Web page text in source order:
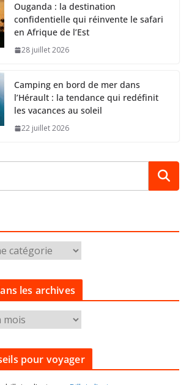
Ouganda : la destination
confidentielle qui réinvente le safari
en Afrique de l’Est
28 juillet 2026
Camping en bord de mer dans
l’Hérault : la tendance qui redéfinit
les vacances au soleil
22 juillet 2026
les archives
pour voyager